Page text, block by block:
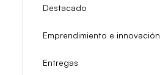
Destacado
Emprendimiento e innovación
Entregas